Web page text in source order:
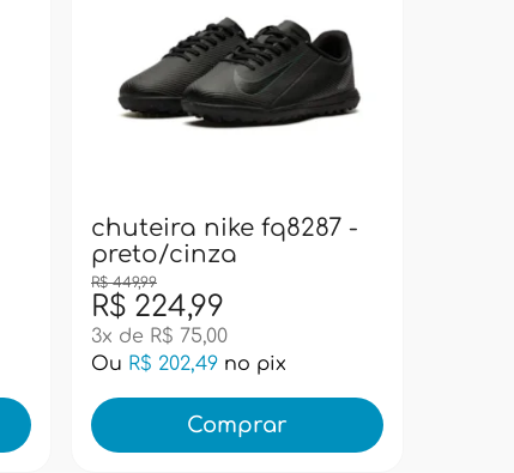
chuteira nike fq8287 -
preto/cinza
R$ 224,99
R$ 449,99
3x de R$ 75,00
Ou R$ 202,49 no pix
Comprar